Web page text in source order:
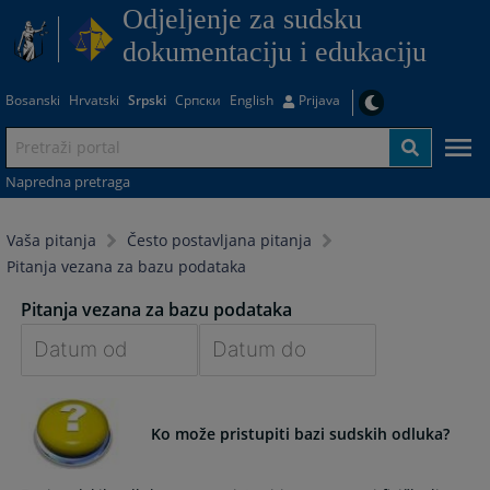
Odjeljenje za sudsku
dokumentaciju i edukaciju
Bosanski Hrvatski Srpski Српски English Prijava
Napredna pretraga
Vaša pitanja
Često postavljana pitanja
Pitanja vezana za bazu podataka
Pitanja vezana za bazu podataka
forward
to
interact
to
Ko može pristupiti bazi sudskih odluka?